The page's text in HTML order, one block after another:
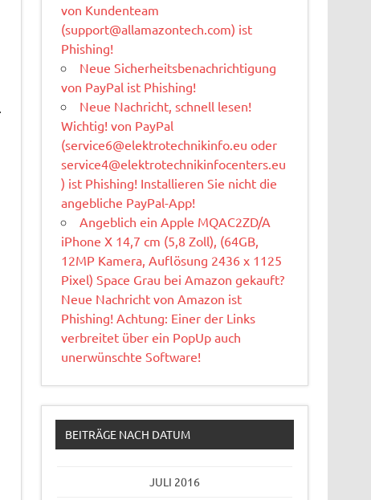
von Kundenteam
(support@allamazontech.com) ist
Phishing!
Neue Sicherheitsbenachrichtigung
von PayPal ist Phishing!
Neue Nachricht, schnell lesen!
Wichtig! von PayPal
(service6@elektrotechnikinfo.eu oder
service4@elektrotechnikinfocenters.eu
) ist Phishing! Installieren Sie nicht die
angebliche PayPal-App!
Angeblich ein Apple MQAC2ZD/A
iPhone X 14,7 cm (5,8 Zoll), (64GB,
12MP Kamera, Auflösung 2436 x 1125
Pixel) Space Grau bei Amazon gekauft?
Neue Nachricht von Amazon ist
Phishing! Achtung: Einer der Links
verbreitet über ein PopUp auch
unerwünschte Software!
BEITRÄGE NACH DATUM
JULI 2016